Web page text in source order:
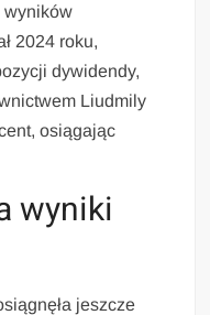
wyników
2024 roku,
dywidendy,
Liudmily
osiągając
wyniki
jeszcze